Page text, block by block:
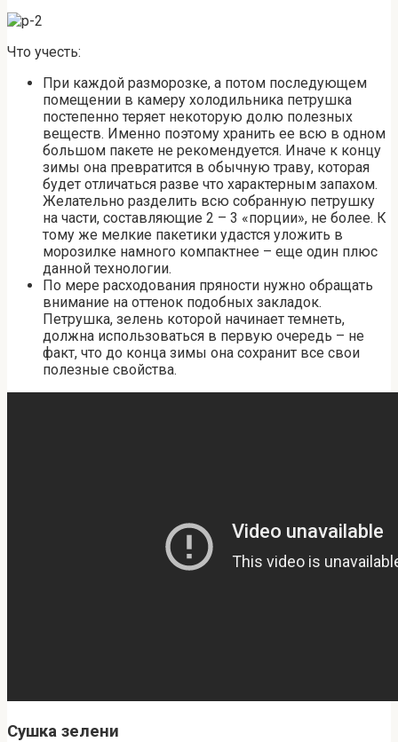
Что учесть:
При каждой разморозке, а потом последующем
помещении в камеру холодильника петрушка
постепенно теряет некоторую долю полезных
веществ. Именно поэтому хранить ее всю в одном
большом пакете не рекомендуется. Иначе к концу
зимы она превратится в обычную траву, которая
будет отличаться разве что характерным запахом.
Желательно разделить всю собранную петрушку
на части, составляющие 2 – 3 «порции», не более. К
тому же мелкие пакетики удастся уложить в
морозилке намного компактнее – еще один плюс
данной технологии.
По мере расходования пряности нужно обращать
внимание на оттенок подобных закладок.
Петрушка, зелень которой начинает темнеть,
должна использоваться в первую очередь – не
факт, что до конца зимы она сохранит все свои
полезные свойства.
Сушка зелени